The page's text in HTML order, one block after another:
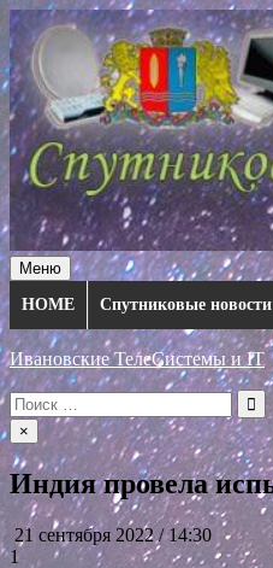
Перейти
к
содержимому
Меню
HOME
Спутниковые новости
Ивановские ТелеСистемы и IT
Искать:
×
Индия провела
21 сентября 2022 / 14:30
1